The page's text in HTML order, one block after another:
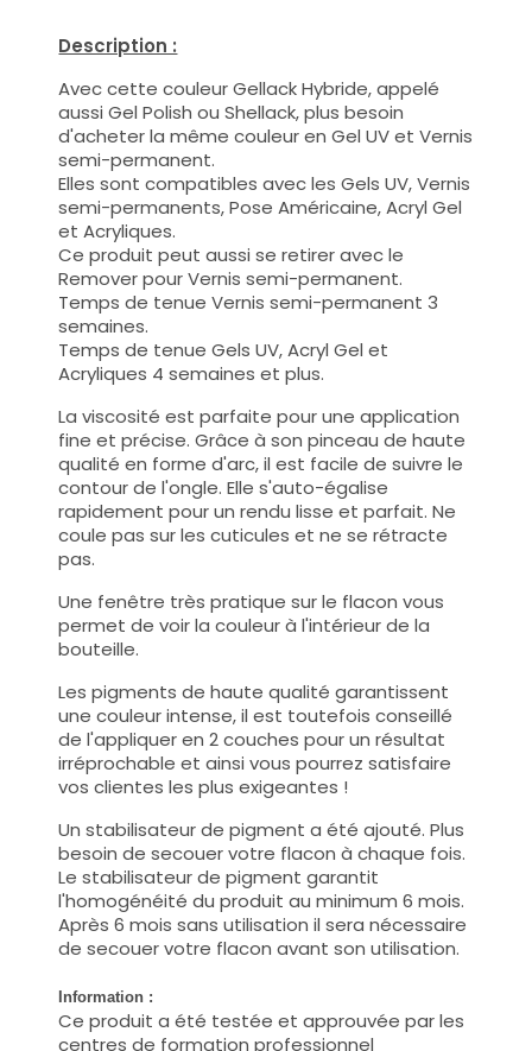
Description :
Avec cette couleur Gellack Hybride, appelé
aussi Gel Polish ou Shellack, plus besoin
d'acheter la même couleur en Gel UV et Vernis
semi-permanent.
Elles sont compatibles avec les Gels UV, Vernis
semi-permanents, Pose Américaine, Acryl Gel
et Acryliques.
Ce produit peut aussi se retirer avec le
Remover pour Vernis semi-permanent.
Temps de tenue Vernis semi-permanent 3
semaines.
Temps de tenue Gels UV, Acryl Gel et
Acryliques 4 semaines et plus.
La viscosité est parfaite pour une application
fine et précise. Grâce à son pinceau de haute
qualité en forme d'arc, il est facile de suivre le
contour de l'ongle. Elle s'auto-égalise
rapidement pour un rendu lisse et parfait. Ne
coule pas sur les cuticules et ne se rétracte
pas.
Une fenêtre très pratique sur le flacon vous
permet de voir la couleur à l'intérieur de la
bouteille.
Les pigments de haute qualité garantissent
une couleur intense, il est toutefois conseillé
de l'appliquer en 2 couches pour un résultat
irréprochable et ainsi vous pourrez satisfaire
vos clientes les plus exigeantes !
Un stabilisateur de pigment a été ajouté. Plus
besoin de secouer votre flacon à chaque fois.
Le stabilisateur de pigment garantit
l'homogénéité du produit au minimum 6 mois.
Après 6 mois sans utilisation il sera nécessaire
de secouer votre flacon avant son utilisation.
Information :
Ce produit a été testée et approuvée par les
centres de formation professionnel